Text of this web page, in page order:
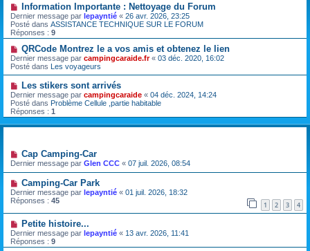
Information Importante : Nettoyage du Forum
Dernier message par lepayntié « 26 avr. 2026, 23:25
Posté dans ASSISTANCE TECHNIQUE SUR LE FORUM
Réponses : 9
QRCode Montrez le a vos amis et obtenez le lien
Dernier message par campingcaraide.fr« 03 déc. 2020, 16:02
Posté dans Les voyageurs
Les stikers sont arrivés
Dernier message par campingcaraide « 04 déc. 2024, 14:24
Posté dans Problème Cellule ,partie habitable
Réponses : 1
Cap Camping-Car
Dernier message par Glen CCC « 07 juil. 2026, 08:54
Camping-Car Park
Dernier message par lepayntié « 01 juil. 2026, 18:32
Réponses : 45 1 2 3 4
Petite histoire...
Dernier message par lepayntié « 13 avr. 2026, 11:41
Réponses : 9